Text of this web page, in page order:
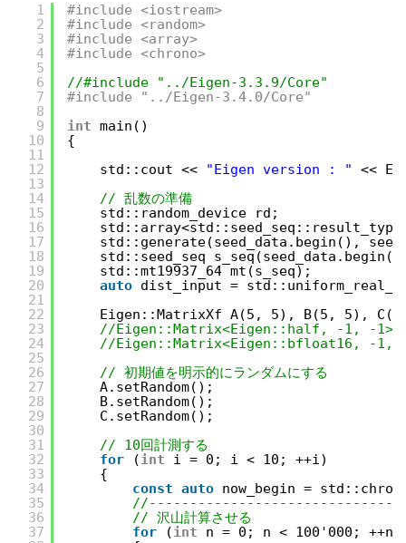
1
2
3
4
5
6
7
8
9
10
11
12
13
14
15
16
17
18
19
20
21
22
23
24
25
26
27
28
29
30
31
32
33
34
35
36
37
#include <iostream>
#include <random>
#include <array>
#include <chrono>
//#include "../Eigen-3.3.9/Core"
#include "../Eigen-3.4.0/Core"
int main()
{
std::cout <<
"Eigen version : "
<<
// 乱数の準備
std::random_device rd;
std::generate(seed_data.begin(),
std::seed_seq
std::mt19937_64 mt(s_seq);
auto dist_input =
Eigen::MatrixXf A(5, 5), B(5, 5),
//Eigen::Matrix<Eigen::half, -1, -
//Eigen::Matrix<Eigen::bfloat16, -
// 初期値を明示的にランダムにする
A.setRandom();
B.setRandom();
C.setRandom();
// 10回計測する
for
(int
i = 0; i < 10; ++i)
{
const auto now_begin =
// 沢山計算させる
for
(int
n = 0; n < 100'000; ++n)